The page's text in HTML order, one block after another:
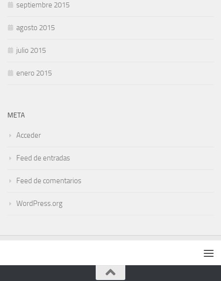
septiembre 2015
agosto 2015
julio 2015
enero 2015
META
Acceder
Feed de entradas
Feed de comentarios
WordPress.org